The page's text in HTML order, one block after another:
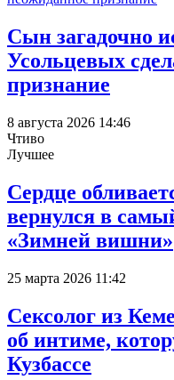
Сын загадочно
Усольцевых
признание
8 августа 2026 14:46
Чтиво
Лучшее
Сердце
вернулся в
«Зимней вишни»
25 марта 2026 11:42
Сексолог из
об интиме,
Кузбассе